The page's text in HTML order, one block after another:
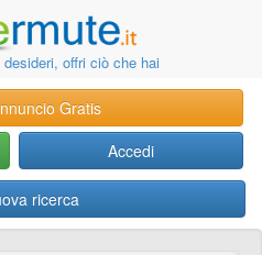
offri ciò che hai
Gratis
Accedi
ricerca